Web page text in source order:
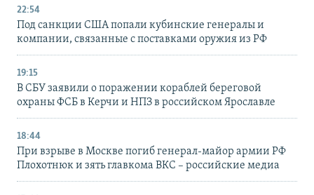
22:54
Под санкции США попали кубинские генералы и
компании, связанные с поставками оружия из РФ
19:15
В СБУ заявили о поражении кораблей береговой
охраны ФСБ в Керчи и НПЗ в российском Ярославле
18:44
При взрыве в Москве погиб генерал-майор армии РФ
Плохотнюк и зять главкома ВКС – российские медиа